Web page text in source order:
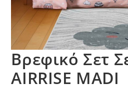
Βρεφικό Σετ
AIRRISE MADI